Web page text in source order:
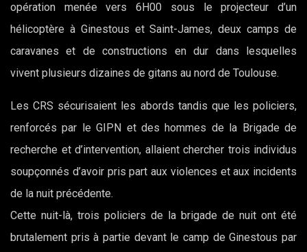
opération menée vers 6H00 sous le projecteur d’un
hélicoptère à Ginestous et Saint-James, deux camps de
caravanes et de constructions en dur dans lesquelles
vivent plusieurs dizaines de gitans au nord de Toulouse.
Les CRS sécurisaient les abords tandis que les policiers,
renforcés par le GIPN et des hommes de la Brigade de
recherche et d’intervention, allaient chercher trois individus
soupçonnés d’avoir pris part aux violences et aux incidents
de la nuit précédente.
Cette nuit-là, trois policiers de la brigade de nuit ont été
brutalement pris à partie devant le camp de Ginestous par